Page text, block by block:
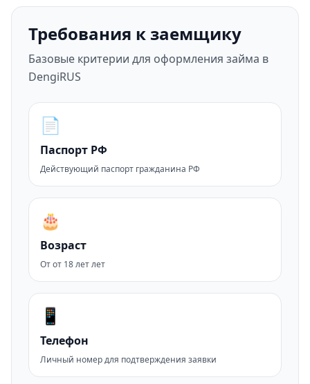
Требования к заемщику
Базовые критерии для оформления займа в
DengiRUS
📄
Паспорт РФ
Действующий паспорт гражданина РФ
🎂
Возраст
От от 18 лет лет
📱
Телефон
Личный номер для подтверждения заявки